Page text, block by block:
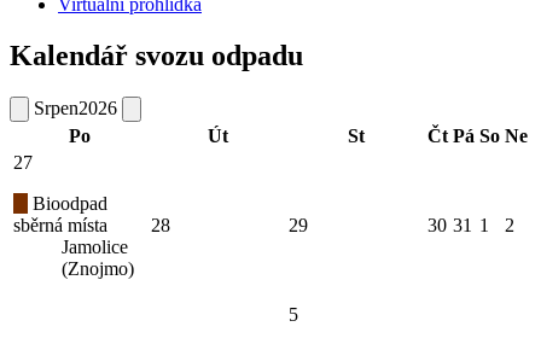
Virtuální prohlídka
Kalendář svozu odpadu
Srpen2026
Po
Út St Čt Pá So Ne
27
Bioodpad
sběrná místa
Jamolice
(Znojmo)
28 29 30 31 1 2
5